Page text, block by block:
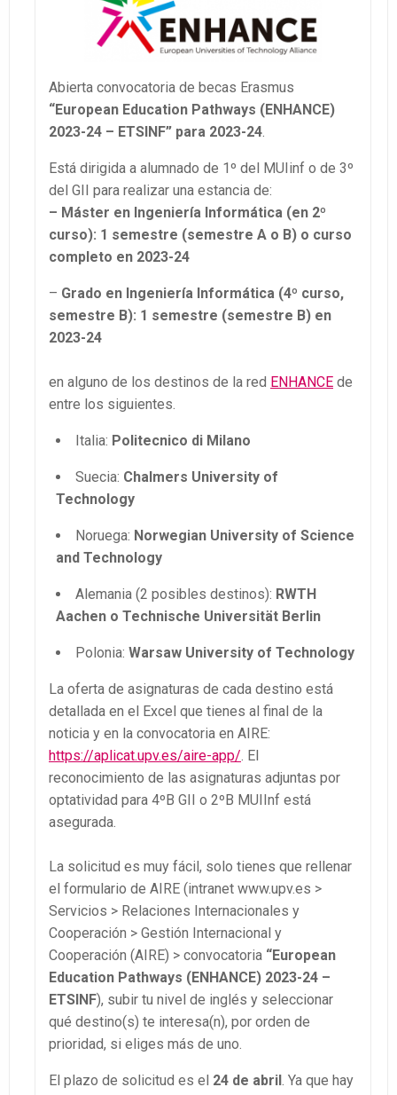
Abierta convocatoria de becas Erasmus
“European Education Pathways (ENHANCE)
2023-24 – ETSINF” para 2023-24
Está dirigida a alumnado de 1º del MUIinf o de 3º
del GII para realizar una estancia de:
– Máster en Ingeniería Informática (en 2º
curso): 1 semestre (semestre A o B) o curso
completo en 2023-24
– Grado en Ingeniería Informática (4º curso,
semestre B): 1 semestre (semestre B) en
2023-24
en alguno de los destinos de la red ENHANCE de
entre los siguientes.
Italia: Politecnico di Milano
Suecia: Chalmers University of
Technology
Noruega: Norwegian University of Science
and Technology
Alemania (2 posibles destinos): RWTH
Aachen o Technische Universität Berlin
Polonia: Warsaw University of Technology
La oferta de asignaturas de cada destino está
detallada en el Excel que tienes al final de la
noticia y en la convocatoria en AIRE:
https://aplicat.upv.es/aire-app/ . El
reconocimiento de las asignaturas adjuntas por
optatividad para 4ºB GII o 2ºB MUIInf está
asegurada.
La solicitud es muy fácil, solo tienes que rellenar
el formulario de AIRE (intranet www.upv.es >
Servicios > Relaciones Internacionales y
Cooperación > Gestión Internacional y
Cooperación (AIRE) > convocatoria “European
Education Pathways (ENHANCE) 2023-24 –
ETSINF), subir tu nivel de inglés y seleccionar
qué destino(s) te interesa(n), por orden de
prioridad, si eliges más de uno.
El plazo de solicitud es el 24 de abril . Ya que hay